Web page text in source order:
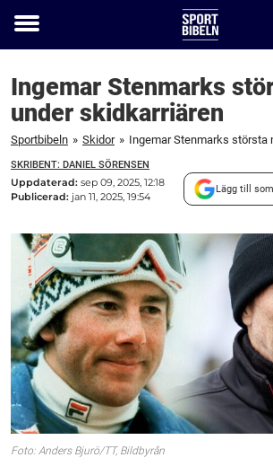
Toggle
Ingemar Stenmarks
under skidkarriären
Sportbibeln » Skidor »
SKRIBENT: DANIEL SÖRENSEN
Uppdaterad: sep 09, 2025, 12:18
Publicerad: jan 11, 2025, 19:54
Lägg till
Foto: Anders Bjurö/TT, Bildbyrån